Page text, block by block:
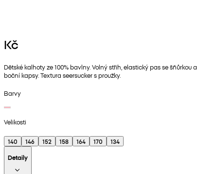
Kč
Dětské kalhoty ze 100% bavlny. Volný střih, elastický pas se šňůrkou a
boční kapsy. Textura seersucker s proužky.
Barvy
Velikosti
140 146 152 158 164 170
134
Detaily